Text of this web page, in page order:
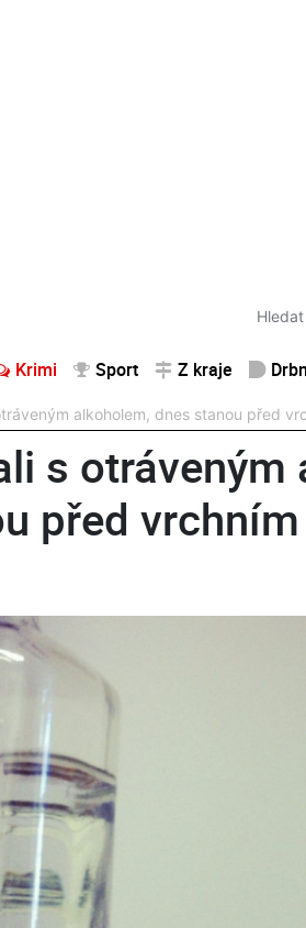
Krimi Sport Z kraje
alkoholem, dnes stanou před
s otráveným
před